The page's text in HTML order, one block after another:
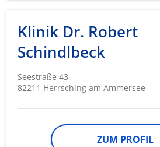
Klinik Dr. Robert
Schindlbeck
Seestraße 43
82211 Herrsching am Ammersee
ZUM PROFIL